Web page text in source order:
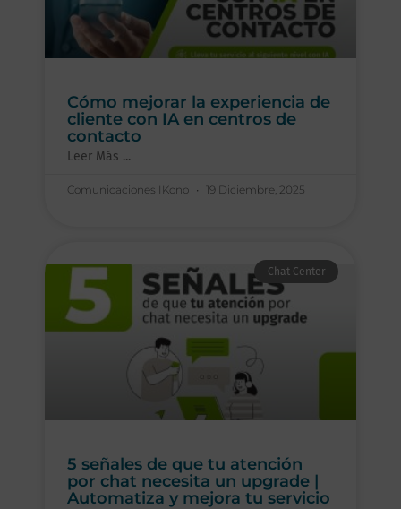
Cómo mejorar la experiencia de
cliente con IA en centros de
contacto
Leer Más ...
Comunicaciones IKono 19 Diciembre, 2025
Chat Center
5 señales de que tu atención
por chat necesita un upgrade |
Automatiza y mejora tu servicio